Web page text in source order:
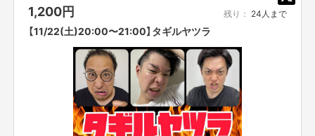
1,200円 残り： 24人まで
【11/22(土)20:00〜21:00】タギルヤツラ